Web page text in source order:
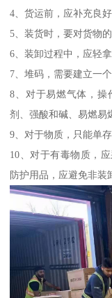
4、货运前，应补充良
5、装货时，要对货物
6、装卸过程中，应轻
7、堆码，需要建立一
8、对于易燃气体，操
剂、强酸和碱、易燃易
9、对于物质，只能单存
10、对于有毒物质，
防护用品，应避免非装